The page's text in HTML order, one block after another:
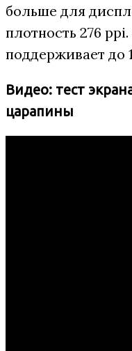
больше для
плотность 276
поддерживает до
Видео: тест
царапины